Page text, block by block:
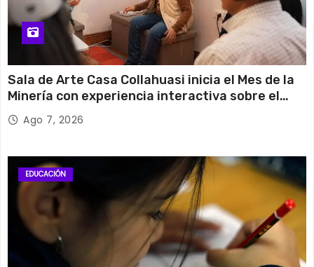
Sala de Arte Casa Collahuasi inicia el Mes de la
Minería con experiencia interactiva sobre el
cobreAgo 7, 2026
EDUCACIÓN